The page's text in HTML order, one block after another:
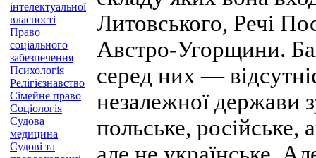
інтелектуальної
власності
Право
соціального
забезпечення
Психологія
Релігієзнавство
Сімейне право
Соціологія
Судова
медицина
Судові та
Литовського, Речі
Австро-Угорщини.
серед них —
незалежної держави
польське, російське,